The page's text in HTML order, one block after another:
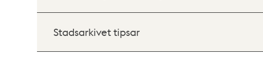
Stadsarkivet tipsar